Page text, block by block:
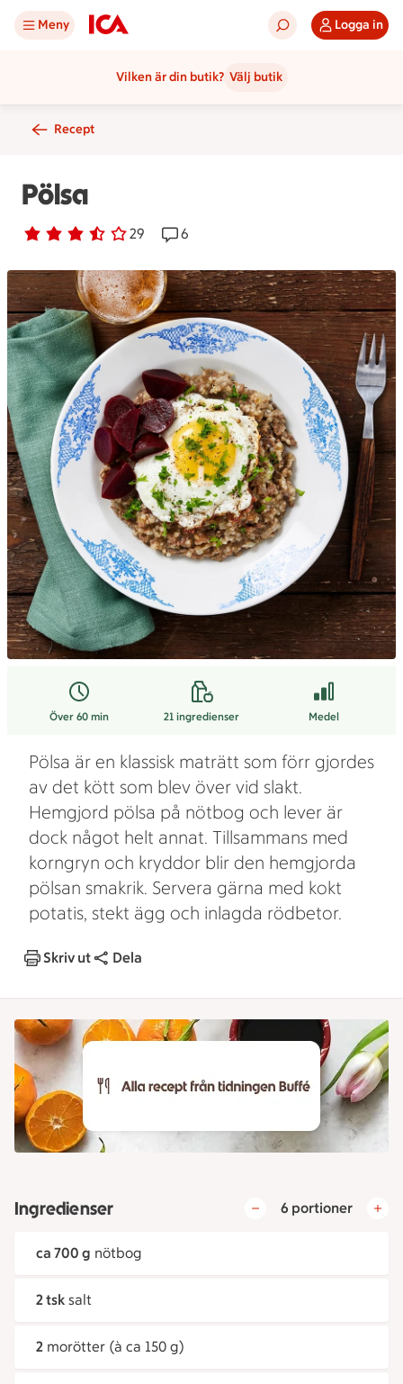
Meny Logga in
Vilken är din butik? Välj butik
Recept
Pölsa
Betyg 3.3 av 5. 29
29 personer har röstatReceptet har 6 kommentarer
6
Över 60 min 21 ingredienser Medel
Pölsa är en klassisk maträtt som förr gjordes
av det kött som blev över vid slakt.
Hemgjord pölsa på nötbog och lever är
dock något helt annat. Tillsammans med
korngryn och kryddor blir den hemgjorda
pölsan smakrik. Servera gärna med kokt
potatis, stekt ägg och inlagda rödbetor.
Skriv ut Dela
Ingredienser 6 portioner
ca 700 g nötbog
2 tsk salt
2 morötter (à ca 150 g)